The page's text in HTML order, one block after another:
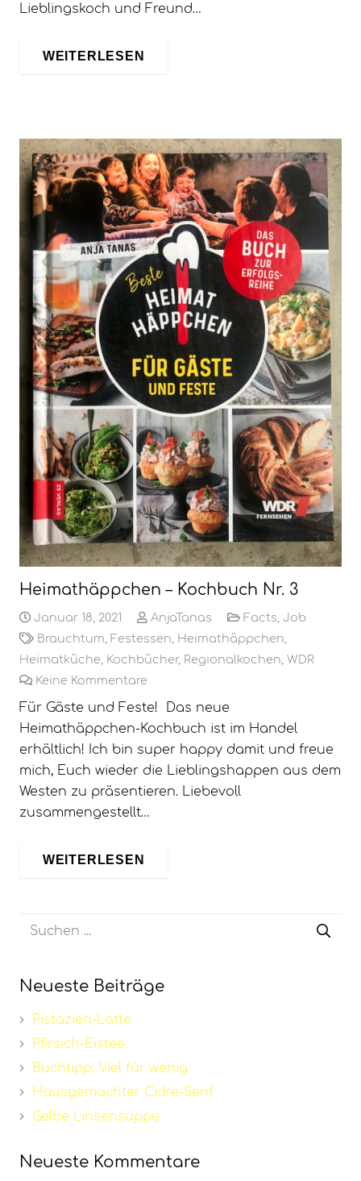
Lieblingskoch und Freund…
WEITERLESEN
Heimathäppchen – Kochbuch Nr. 3
Januar 18, 2021 AnjaTanas Facts ,Job
Brauchtum Festessen Heimathäppchen
Heimatküche
Kochbücher, Regionalkochen WDR
Keine Kommentare
Für Gäste und Feste! Das neue
Heimathäppchen-Kochbuch ist im Handel
erhältlich! Ich bin super happy damit und freue
mich, Euch wieder die Lieblingshappen aus dem
Westen zu präsentieren. Liebevoll
zusammengestellt…
WEITERLESEN
Neueste Beiträge
Pistazien-Latte
Pfirsich-Eistee
Buchtipp: Viel für wenig
Hausgemachter Cidre-Senf
Gelbe Linsensuppe
Neueste Kommentare